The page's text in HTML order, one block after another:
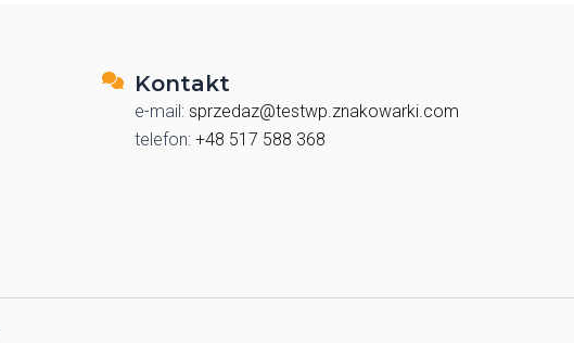
Kontakt
e-mail:sprzedaz@testwp.znakowarki.com
telefon:+48 517 588 368